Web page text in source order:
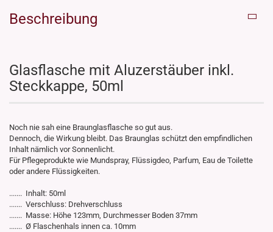
Beschreibung
Glasflasche mit Aluzerstäuber inkl.
Steckkappe, 50ml
Noch nie sah eine Braunglasflasche so gut aus.
Dennoch, die Wirkung bleibt. Das Braunglas schützt den empfindlichen
Inhalt nämlich vor Sonnenlicht.
Für Pflegeprodukte wie Mundspray, Flüssigdeo, Parfum, Eau de Toilette
oder andere Flüssigkeiten.
....... Inhalt: 50ml
....... Verschluss: Drehverschluss
....... Masse: Höhe 123mm, Durchmesser Boden 37mm
....... Ø Flaschenhals innen ca. 10mm